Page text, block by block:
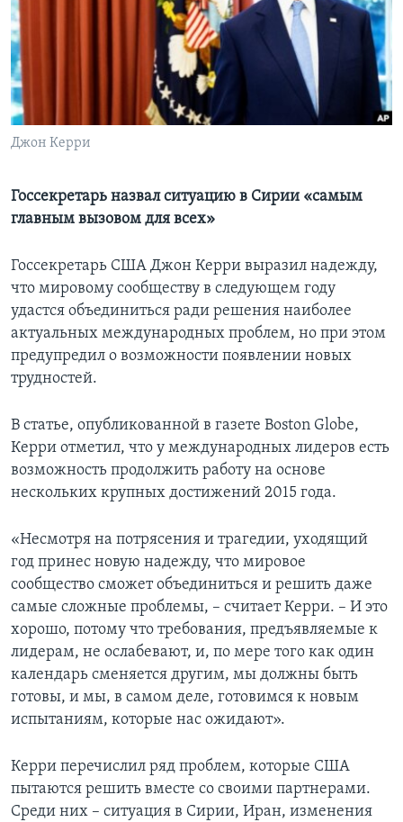
Learning English
СОЦИАЛЬНЫЕ СЕТИ
Джон Керри
Госсекретарь назвал ситуацию в Сирии «самым
главным вызовом для всех»
Госсекретарь США Джон Керри выразил надежду,
что мировому сообществу в следующем году
удастся объединиться ради решения наиболее
актуальных международных проблем, но при этом
предупредил о возможности появлении новых
трудностей.
В статье, опубликованной в газете Boston Globe,
Керри отметил, что у международных лидеров есть
возможность продолжить работу на основе
нескольких крупных достижений 2015 года.
«Несмотря на потрясения и трагедии, уходящий
год принес новую надежду, что мировое
сообщество сможет объединиться и решить даже
самые сложные проблемы, – считает Керри. – И это
хорошо, потому что требования, предъявляемые к
лидерам, не ослабевают, и, по мере того как один
календарь сменяется другим, мы должны быть
готовы, и мы, в самом деле, готовимся к новым
испытаниям, которые нас ожидают».
Керри перечислил ряд проблем, которые США
пытаются решить вместе со своими партнерами.
Среди них – ситуация в Сирии, Иран, изменения